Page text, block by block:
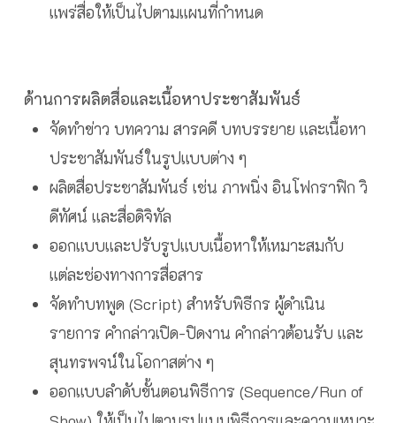
แพร่สื่อให้เป็นไปตามแผนที่กำหนด
ด้านการผลิตสื่อและเนื้อหาประชาสัมพันธ์
จัดทำข่าว บทความ สารคดี บทบรรยาย และเนื้อหา
ประชาสัมพันธ์ในรูปแบบต่าง ๆ
ผลิตสื่อประชาสัมพันธ์ เช่น ภาพนิ่ง อินโฟกราฟิก วิ
ดีทัศน์ และสื่อดิจิทัล
ออกแบบและปรับรูปแบบเนื้อหาให้เหมาะสมกับ
แต่ละช่องทางการสื่อสาร
จัดทำบทพูด (Script) สำหรับพิธีกร ผู้ดำเนิน
รายการ คำกล่าวเปิด-ปิดงาน คำกล่าวต้อนรับ และ
สุนทรพจน์ในโอกาสต่าง ๆ
ออกแบบลำดับขั้นตอนพิธีการ (Sequence/Run of